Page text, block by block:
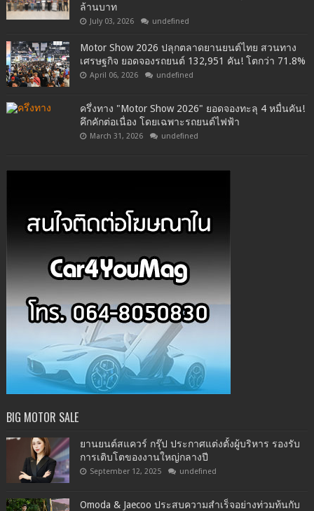
ล้านบาท
July 03, 2026 undefined
Motor Show 2026 ปลุกตลาดยานยนต์ไทย สวนทาง
เศรษฐกิจ ยอดจองรถยนต์ 132,951 คัน! โตกว่า 71.8%
April 06, 2026 undefined
ครึ่งทาง "Motor Show 2026" ยอดจองทะลุ 4 หมื่นคัน!
คึกคักต่อเนื่อง โดยเฉพาะรถยนต์ไฟฟ้า
March 31, 2026 undefined
BIG MOTOR SALE
ยานยนต์สแควร์ กรุ๊ป ประกาศแต่งตั้งผู้บริหาร รองรับ
การเติบโตของงานใหญ่กลางปี
September 12, 2025 undefined
Omoda & Jaecoo ประสบความสำเร็จอย่างท่วมท้นกับ